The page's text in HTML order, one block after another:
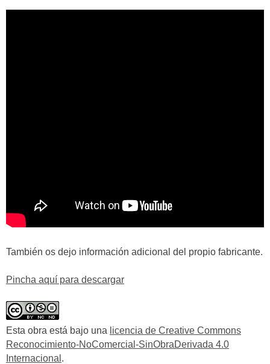
También os dejo información adicional del propio fabricante.
Pincha aquí para descargar
Esta obra está bajo una licencia de Creative Commons
Reconocimiento-NoComercial-SinObraDerivada 4.0
Internacional .